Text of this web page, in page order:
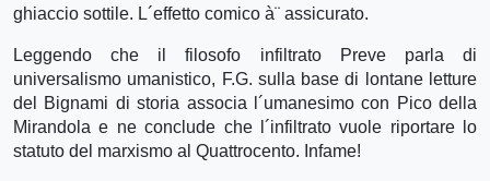
ghiaccio sottile. L´effetto comico à¨ assicurato.
Leggendo che il filosofo infiltrato Preve parla di
universalismo umanistico, F.G. sulla base di lontane letture
del Bignami di storia associa l´umanesimo con Pico della
Mirandola e ne conclude che l´infiltrato vuole riportare lo
statuto del marxismo al Quattrocento. Infame!